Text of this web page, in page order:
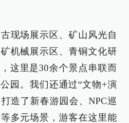
现场展示区、矿山风光自
机械展示区、青铜文化研
这里是30余个景点串联而
园。我们还通过“文物+演
造了新春游园会、NPC巡
多元场景，游客在这里能